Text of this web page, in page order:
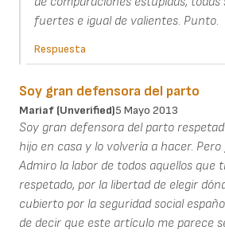
fuertes e igual de valientes. Punto.
Respuesta
Soy gran defensora del parto
Mariaf (unverified)5 Mayo 2013
Soy gran defensora del parto
hijo en casa y lo volvería a hacer.
Admiro la labor de todos aquellos que
respetado, por la libertad de elegir
cubierto por la seguridad social
de decir que este artículo me parece